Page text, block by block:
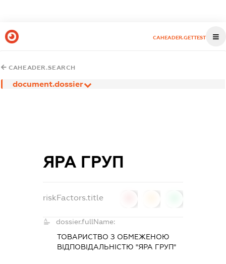
CAHEADER.GETTEST
CAHEADER.SEARCH
document.dossier
ЯРА ГРУП
riskFactors.title
dossier.fullName:
ТОВАРИСТВО З ОБМЕЖЕНОЮ
ВІДПОВІДАЛЬНІСТЮ "ЯРА ГРУП"